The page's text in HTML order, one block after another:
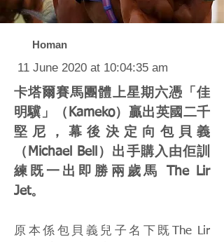
Homan
11 June 2020 at 10:04:35 am
卡塔爾賽馬團體上星期六憑「佳
明驥」（Kameko）贏出英國二千
堅尼，幕後決定向包貝義
（Michael Bell）出手購入由佢訓
練既一出即勝兩歲馬 The Lir
Jet。
原本係包貝義兒子名下既The Lir